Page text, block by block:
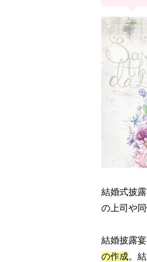
結婚式披
の上司や
結婚披露
の作成。